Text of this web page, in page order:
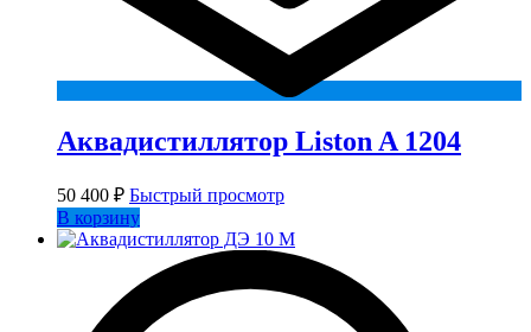
Аквадистиллятор Liston A 1204
50 400 ₽ Быстрый просмотр
В корзину